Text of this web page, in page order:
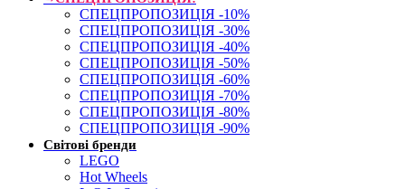
СПЕЦПРОПОЗИЦІЯ -10%
СПЕЦПРОПОЗИЦІЯ -30%
СПЕЦПРОПОЗИЦІЯ -40%
СПЕЦПРОПОЗИЦІЯ -50%
СПЕЦПРОПОЗИЦІЯ -60%
СПЕЦПРОПОЗИЦІЯ -70%
СПЕЦПРОПОЗИЦІЯ -80%
СПЕЦПРОПОЗИЦІЯ -90%
Світові бренди
LEGO
Hot Wheels